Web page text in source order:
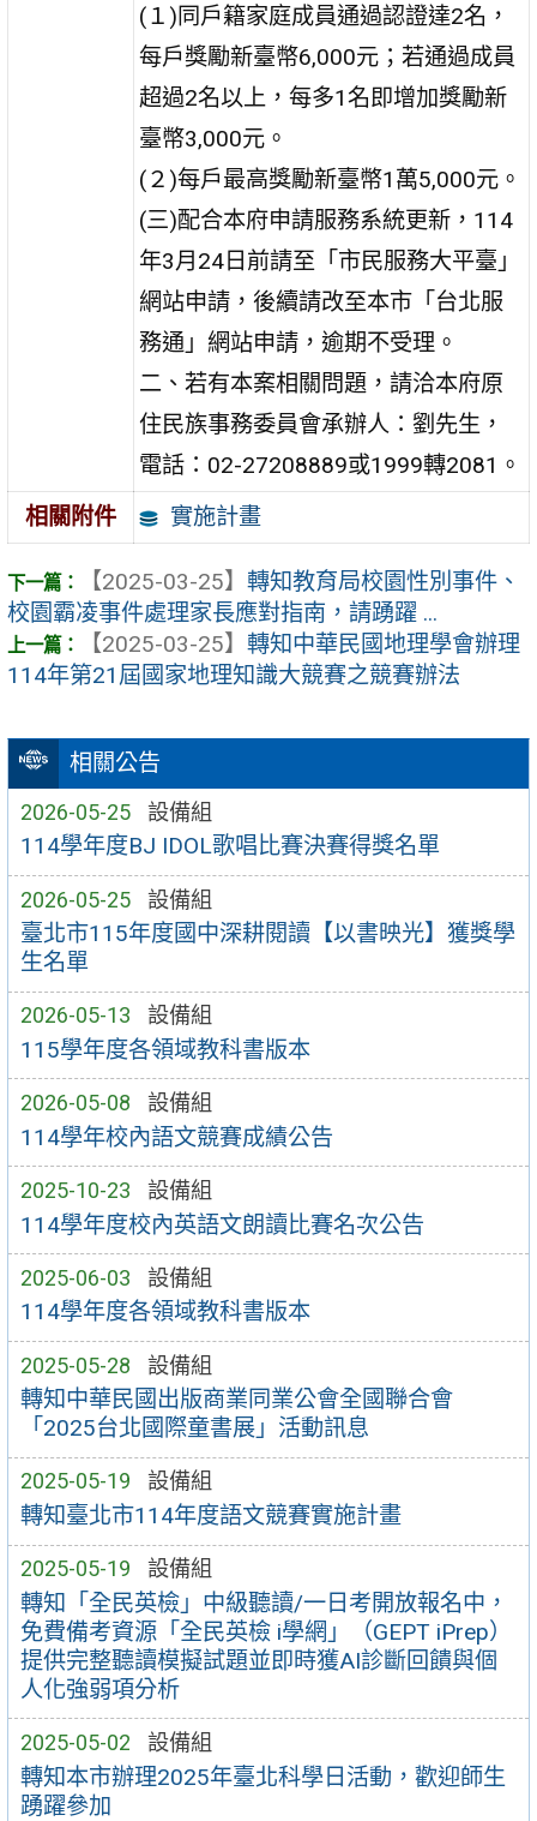
相關公告
2026-05-25 設備組
114學年度BJ IDOL歌唱比賽決賽得獎名單
2026-05-25 設備組
臺北市115年度國中深耕閱讀【以書映光】獲獎學
生名單
2026-05-13 設備組
115學年度各領域教科書版本
2026-05-08 設備組
114學年校內語文競賽成績公告
2025-10-23 設備組
114學年度校內英語文朗讀比賽名次公告
2025-06-03 設備組
114學年度各領域教科書版本
2025-05-28 設備組
轉知中華民國出版商業同業公會全國聯合會
「2025台北國際童書展」活動訊息
2025-05-19 設備組
轉知臺北市114年度語文競賽實施計畫
2025-05-19 設備組
轉知「全民英檢」中級聽讀/一日考開放報名中，
免費備考資源「全民英檢 i學網」（GEPT iPrep）
提供完整聽讀模擬試題並即時獲AI診斷回饋與個
人化強弱項分析
2025-05-02 設備組
轉知本市辦理2025年臺北科學日活動，歡迎師生
踴躍參加
(１)同戶籍家庭成員通過認證達2名，
每戶獎勵新臺幣6,000元；若通過成員
超過2名以上，每多1名即增加獎勵新
臺幣3,000元。
(２)每戶最高獎勵新臺幣1萬5,000元。
(三)配合本府申請服務系統更新，114
年3月24日前請至「市民服務大平臺」
網站申請，後續請改至本市「台北服
務通」網站申請，逾期不受理。
二、若有本案相關問題，請洽本府原
住民族事務委員會承辦人：劉先生，
電話：02-27208889或1999轉2081。
相關附件
實施計畫
【2025-03-25】 轉知教育局校園性別事件、
校園霸凌事件處理家長應對指南，請踴躍 ...
【2025-03-25】 轉知中華民國地理學會辦理
114年第21屆國家地理知識大競賽之競賽辦法